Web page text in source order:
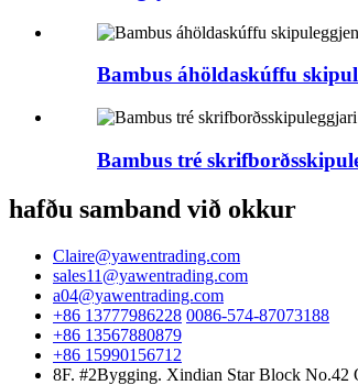
Bambus áhöldaskúffu
Bambus tré
hafðu samband við okkur
Claire@yawentrading.com
sales11@yawentrading.com
a04@yawentrading.com
+86 13777986228 0086-574-87073188
+86 13567880879
+86 15990156712
8F. #2Bygging. Xindian Star Block No.42